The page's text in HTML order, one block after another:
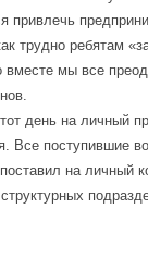
привлечь
трудно ребятам
вместе мы все
день на личный
Все поступившие
на личный